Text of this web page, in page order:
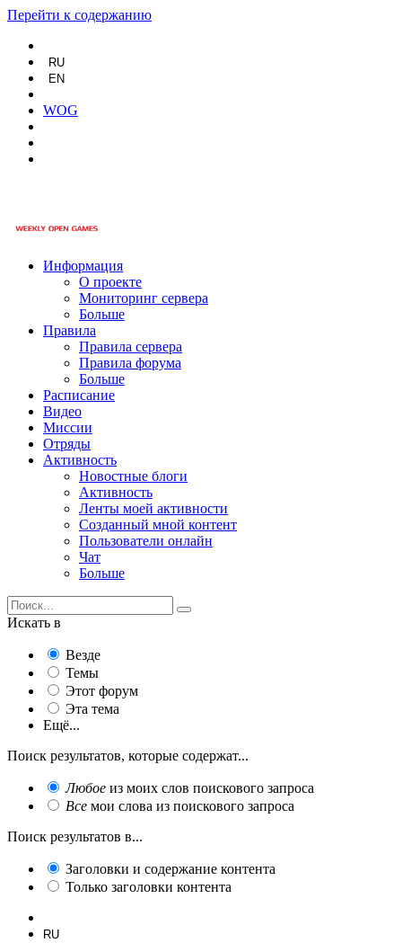
Перейти к содержанию
RU
EN
WOG
Информация
О проекте
Мониторинг сервера
Больше
Правила
Правила сервера
Правила форума
Больше
Расписание
Видео
Миссии
Отряды
Активность
Новостные блоги
Активность
Ленты моей активности
Созданный мной контент
Пользователи онлайн
Чат
Больше
Искать в
Везде
Темы
Этот форум
Эта тема
Ещё...
Поиск результатов, которые содержат...
Любое из моих слов поискового запроса
Все мои слова из поискового запроса
Поиск результатов в...
Заголовки и содержание контента
Только заголовки контента
RU